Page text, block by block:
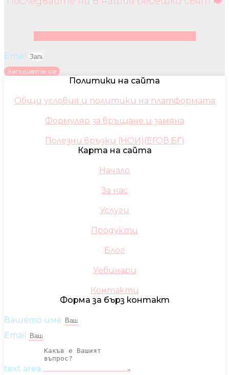
Email
Запишете се
Политики на сайта
Общи условия и политики на платформата
Формуляр за връщане и замяна
Полезни връзки (НОИ)(ЕГОВ.БГ)
Карта на сайта
Начало
За нас
Услуги
Продукти
Блог
Уебинари
Контакти
Форма за бърз контакт
Вашето име
Email
text area